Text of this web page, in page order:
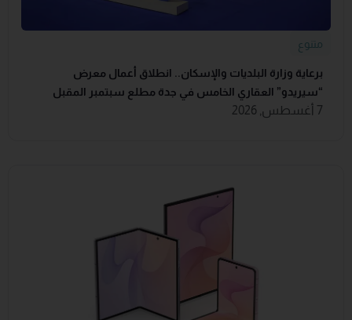
متنوع
برعاية وزارة البلديات والإسكان.. انطلاق أعمال معرض
“سيريدو” العقاري الخامس في جدة مطلع سبتمبر المقبل
7 أغسطس, 2026